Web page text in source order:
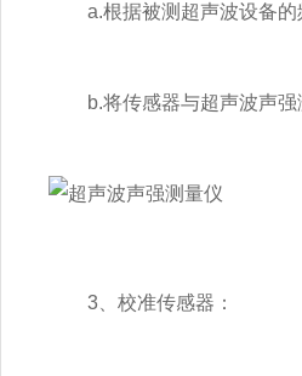
a.根据被测超声波设备的
b.将传感器与超声波声强
3、校准传感器：